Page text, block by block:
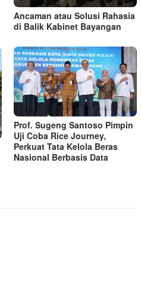
Ancaman atau Solusi Rahasia
di Balik Kabinet Bayangan
Prof. Sugeng Santoso Pimpin
Uji Coba Rice Journey,
Perkuat Tata Kelola Beras
Nasional Berbasis Data